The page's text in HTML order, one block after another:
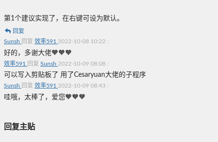
第1个建议实现了，在右键可设为默认。
回复
Sunsh 回复 效率591 2022-10-08 10:22 :
好的，多谢大佬🧡🧡🧡
效率591 回复 Sunsh 2022-10-09 08:08 :
可以写入剪贴板了 用了Cesaryuan大佬的子程序
Sunsh 回复 效率591 2022-10-09 08:43 :
哇哦，太棒了，爱您🧡🧡🧡
回复主贴